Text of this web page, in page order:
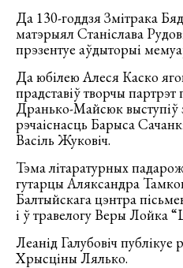
Да 130-годдзя Змітрака
матэрыял Станіслава
прэзентуе аўдыторыі
Да юбілею Алеся Каско
прадставіў творчы партрэт
Дранько-Майсюк выступіў
рэчаіснасць Барыса
Васіль Жуковіч.
Тэма літаратурных
гутарцы Аляксандра
Балтыйскага цэнтра
і ў травелогу Веры Лойка
Леанід Галубовіч публікуе
Хрысціны Лялько.